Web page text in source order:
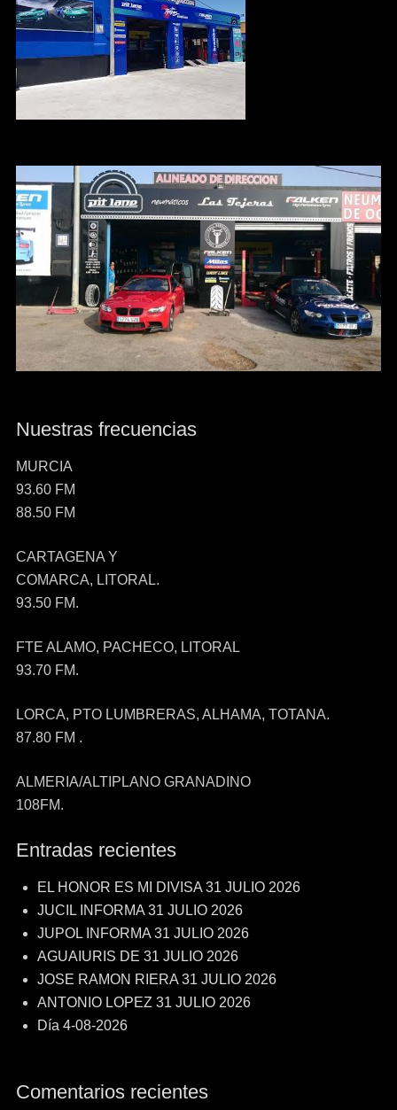
Nuestras frecuencias
MURCIA
93.60 FM
88.50 FM
CARTAGENA Y
COMARCA, LITORAL.
93.50 FM.
FTE ALAMO, PACHECO, LITORAL
93.70 FM.
LORCA, PTO LUMBRERAS, ALHAMA, TOTANA.
87.80 FM .
ALMERIA/ALTIPLANO GRANADINO
108FM.
Entradas recientes
EL HONOR ES MI DIVISA 31 JULIO 2026
JUCIL INFORMA 31 JULIO 2026
JUPOL INFORMA 31 JULIO 2026
AGUAIURIS DE 31 JULIO 2026
JOSE RAMON RIERA 31 JULIO 2026
ANTONIO LOPEZ 31 JULIO 2026
Día 4-08-2026
Comentarios recientes